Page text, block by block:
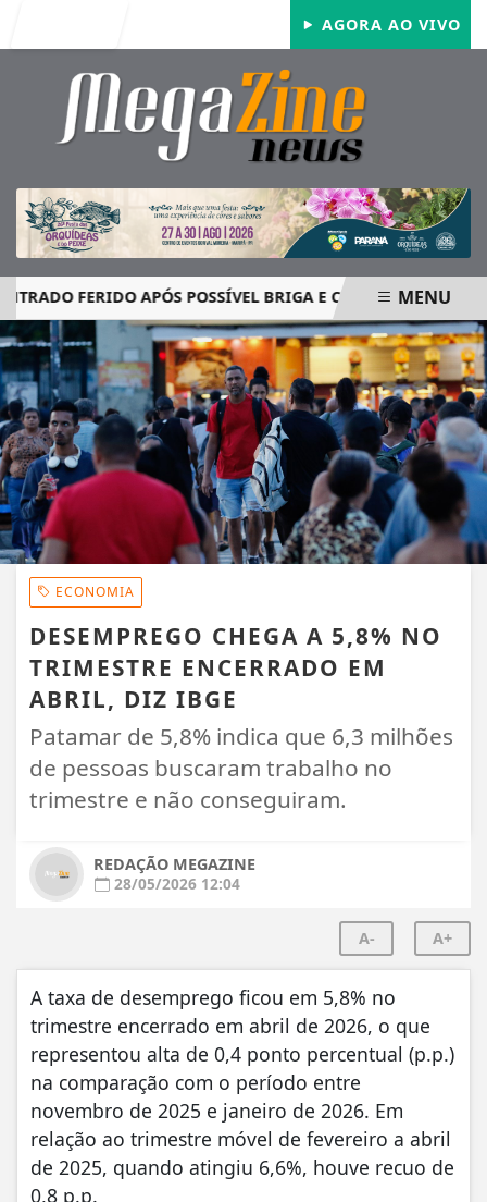
AGORA AO VIVO
FERIDO APÓS POSSÍVEL BRIGA E CASO GRAVE
EM ALTA
MENU
ECONOMIA
DESEMPREGO CHEGA A 5,8% NO
TRIMESTRE ENCERRADO EM
ABRIL, DIZ IBGE
Patamar de 5,8% indica que 6,3 milhões
de pessoas buscaram trabalho no
trimestre e não conseguiram.
REDAÇÃO MEGAZINE
28/05/2026 12:04
A- A+
A taxa de desemprego ficou em 5,8% no
trimestre encerrado em abril de 2026, o que
representou alta de 0,4 ponto percentual (p.p.)
na comparação com o período entre
novembro de 2025 e janeiro de 2026. Em
relação ao trimestre móvel de fevereiro a abril
de 2025, quando atingiu 6,6%, houve recuo de
0,8 p.p.